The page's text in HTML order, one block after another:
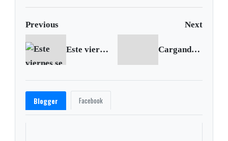
evacúan
Previous Next
Este viernes se realizará el día sin carro y sin moto en Sogamoso Cargando siguiente...
Blogger Facebook